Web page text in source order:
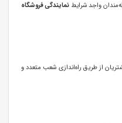
واجد شرایط نمایندگی فروشگاه
از طریق راه‌اندازی شعب متعدد و